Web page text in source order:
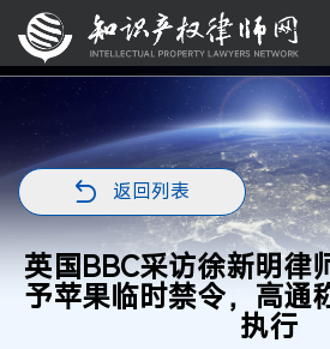
返回列表
英国BBC采访徐新明律
予苹果临时禁令，高通
执行